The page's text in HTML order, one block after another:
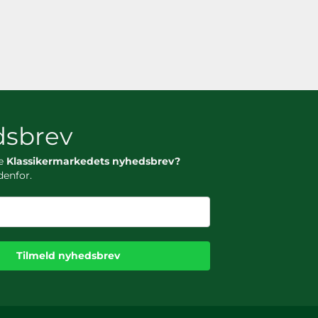
Klassikermarkedets nyhedsbrev?
Tilmeld nyhedsbrev